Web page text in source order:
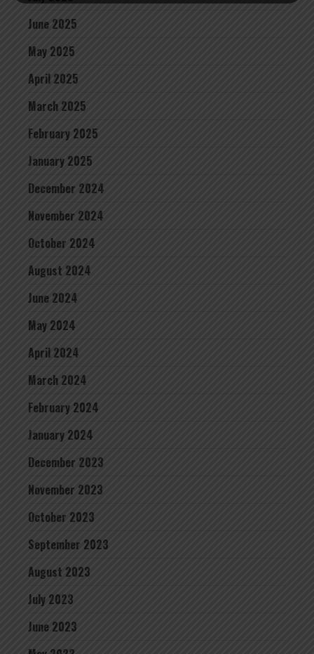
June 2025
May 2025
April 2025
March 2025
February 2025
January 2025
December 2024
November 2024
October 2024
August 2024
June 2024
May 2024
April 2024
March 2024
February 2024
January 2024
December 2023
November 2023
October 2023
September 2023
August 2023
July 2023
June 2023